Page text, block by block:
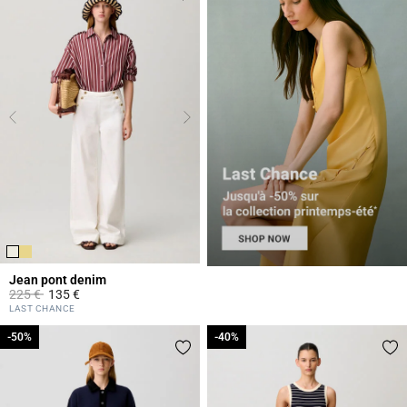
Jean pont denim
Prix réduit à partir de
225 €à135 €
5 out of 5 Customer Rating
LAST CHANCE
-50%
-50% -40%
-40%